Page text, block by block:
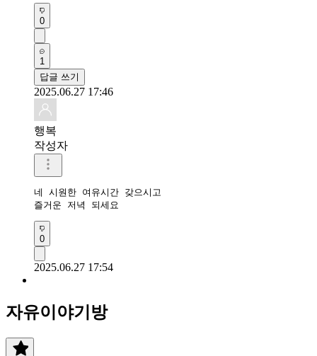
0
1
답글 쓰기
2025.06.27 17:46
행복
작성자
네 시원한 여유시간 갖으시고
즐거운 저녁 되세요
0
2025.06.27 17:54
자유이야기방